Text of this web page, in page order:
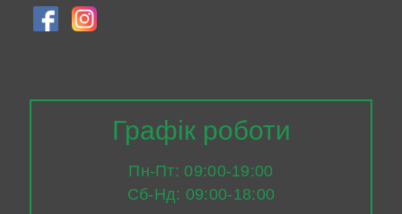
Графік роботи
Пн-Пт: 09:00-19:00
Сб-Нд: 09:00-18:00